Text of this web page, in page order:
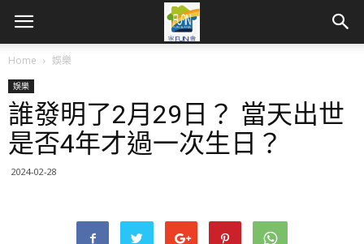
Home 娛樂
娛樂
誰發明了2月29日？ 當天出世
是否4年才過一次生日？
2024-02-28